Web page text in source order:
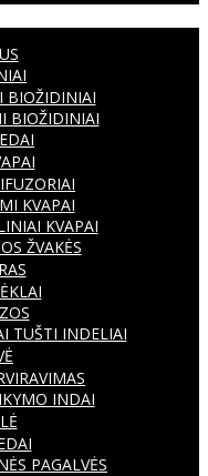
BIOŽIDINIAI
BIOŽIDINIAI
KVAPAI
KVAPAI
ŽVAKĖS
TUŠTI INDELIAI
INDAI
PAGALVĖS